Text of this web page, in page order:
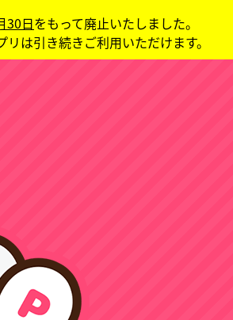
30日をもって廃止いたしました。
は引き続きご利用いただけます。